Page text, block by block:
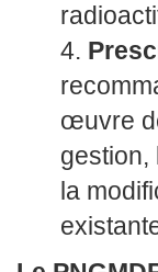
œuvre
gestion,
la